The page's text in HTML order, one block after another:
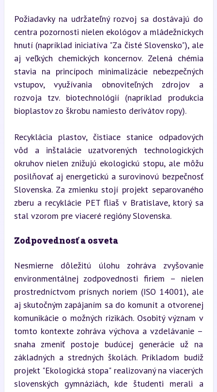
Požiadavky na udržateľný rozvoj sa dostávajú do
centra pozornosti nielen ekológov a mládežníckych
hnutí (napríklad iniciatíva "Za čisté Slovensko"), ale
aj veľkých chemických koncernov. Zelená chémia
stavia na princípoch minimalizácie nebezpečných
vstupov, využívania obnoviteľných zdrojov a
rozvoja tzv. biotechnológií (napríklad produkcia
bioplastov zo škrobu namiesto derivátov ropy).
Recyklácia plastov, čistiace stanice odpadových
vôd a inštalácie uzatvorených technologických
okruhov nielen znižujú ekologickú stopu, ale môžu
posilňovať aj energetickú a surovinovú bezpečnosť
Slovenska. Za zmienku stojí projekt separovaného
zberu a recyklácie PET fliaš v Bratislave, ktorý sa
stal vzorom pre viaceré regióny Slovenska.
Zodpovednosť a osveta
Nesmierne dôležitú úlohu zohráva zvyšovanie
environmentálnej zodpovednosti firiem – nielen
prostredníctvom prísnych noriem (ISO 14001), ale
aj skutočným zapájaním sa do komunít a otvorenej
komunikácie o možných rizikách. Osobitý význam v
tomto kontexte zohráva výchova a vzdelávanie –
snaha zmeniť postoje budúcej generácie už na
základných a stredných školách. Príkladom budiž
projekt "Ekologická stopa" realizovaný na viacerých
slovenských gymnáziách, kde študenti merali a